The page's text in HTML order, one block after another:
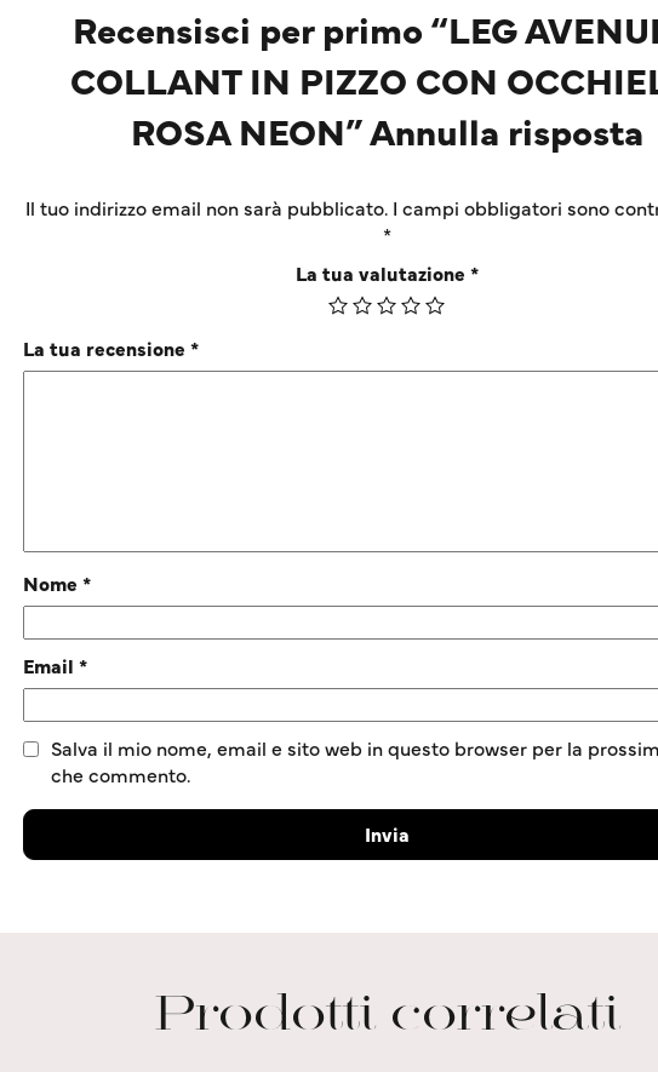
Recensisci per primo “LEG
COLLANT IN PIZZO CON
ROSA NEON” Annulla risposta
Il tuo indirizzo email non sarà pubblicato. I campi obbligatori sono
*
La tua valutazione *
La tua recensione *
Nome *
Email *
Salva il mio nome, email e sito web in questo browser per la
che commento.
Prodotti correlati